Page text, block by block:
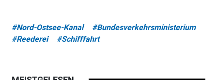
#Nord-Ostsee-Kanal
#Bundesverkehrsministerium
#Reederei
#Schifffahrt